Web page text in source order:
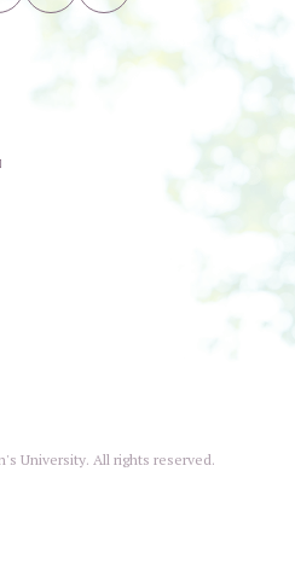
University. All rights reserved.